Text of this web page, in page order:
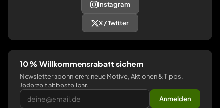
Instagram
X / Twitter
10 % Willkommensrabatt sichern
Newsletter abonnieren: neue Motive, Aktionen & Tipps.
Jederzeit abbestellbar.
Anmelden